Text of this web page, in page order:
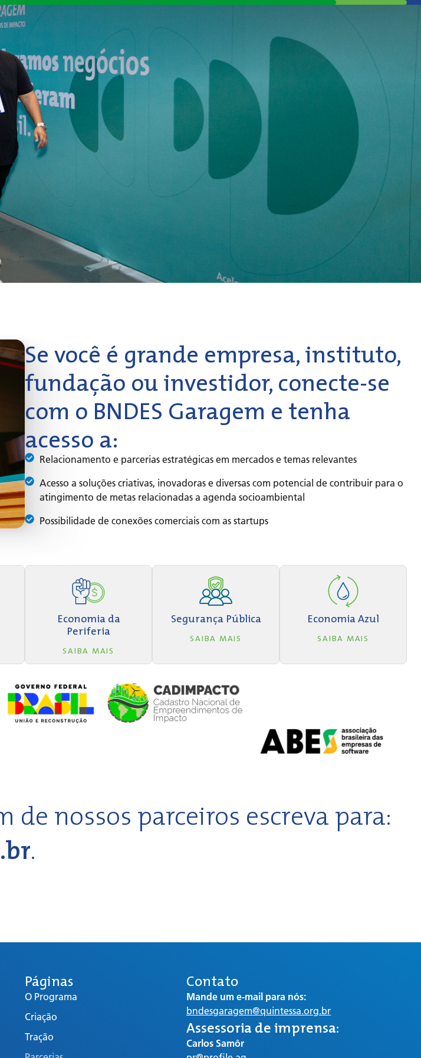
Se você é grande empresa, instituto,
fundação ou investidor, conecte-se
com o BNDES Garagem e tenha
acesso a: ​
Relacionamento e parcerias estratégicas em mercados e temas relevantes
Acesso a soluções criativas, inovadoras e diversas com potencial de contribuir para o
atingimento de metas relacionadas a agenda socioambiental
Possibilidade de conexões comerciais com as startups
Economia da
Periferia
SAIBA MAIS
Segurança Pública
SAIBA MAIS
Economia Azul
SAIBA MAIS
nossos parceiros escreva para:
.
Páginas
O Programa
Criação
Tração
Contato
Mande um e-mail para nós:
bndesgaragem@quintessa.org.br
Assessoria de imprensa:
Carlos Samôr